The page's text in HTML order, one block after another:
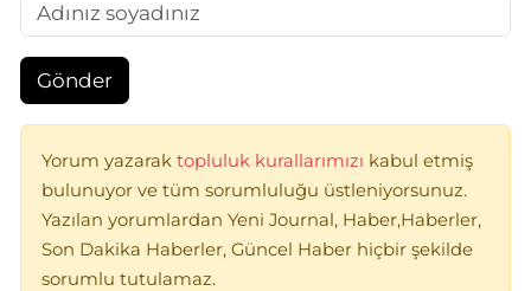
Gönder
Yorum yazarak topluluk kurallarımızı kabul etmiş
bulunuyor ve tüm sorumluluğu üstleniyorsunuz.
Yazılan yorumlardan Yeni Journal, Haber,Haberler,
Son Dakika Haberler, Güncel Haber hiçbir şekilde
sorumlu tutulamaz.